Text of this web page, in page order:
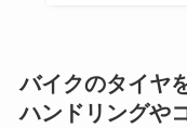
バイクのタイヤ
ハンドリングや